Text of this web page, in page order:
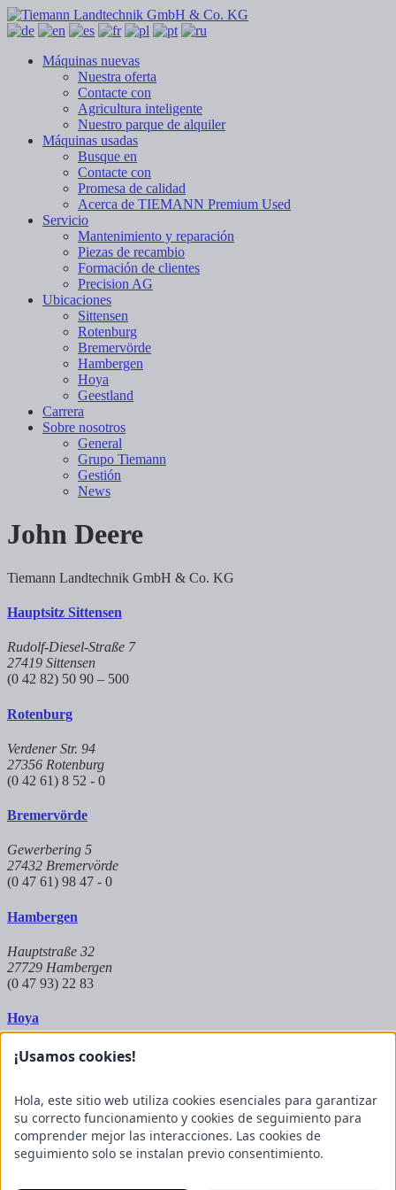
Máquinas nuevas
Nuestra oferta
Contacte con
Agricultura inteligente
Nuestro parque de alquiler
Máquinas usadas
Busque en
Contacte con
Promesa de calidad
Acerca de TIEMANN Premium Used
Servicio
Mantenimiento y reparación
Piezas de recambio
Formación de clientes
Precision AG
Ubicaciones
Sittensen
Rotenburg
Bremervörde
Hambergen
Hoya
Geestland
Carrera
Sobre nosotros
General
Grupo Tiemann
Gestión
News
John Deere
Tiemann Landtechnik GmbH & Co. KG
Hauptsitz Sittensen
Rudolf-Diesel-Straße 7
27419 Sittensen
(0 42 82) 50 90 – 500
Rotenburg
Verdener Str. 94
27356 Rotenburg
(0 42 61) 8 52 - 0
Bremervörde
Gewerbering 5
27432 Bremervörde
(0 47 61) 98 47 - 0
Hambergen
Hauptstraße 32
27729 Hambergen
(0 47 93) 22 83
Hoya
Auf dem Kuhkamp 8
27318 Hoya
Partnerbetrieb Mangels
Raiffeisenstraße 20
(0 47 45) 23 697 - 50
¡Usamos cookies!
Hola, este sitio web utiliza cookies esenciales para garantizar
su correcto funcionamiento y cookies de seguimiento para
comprender mejor las interacciones. Las cookies de
seguimiento solo se instalan previo consentimiento.